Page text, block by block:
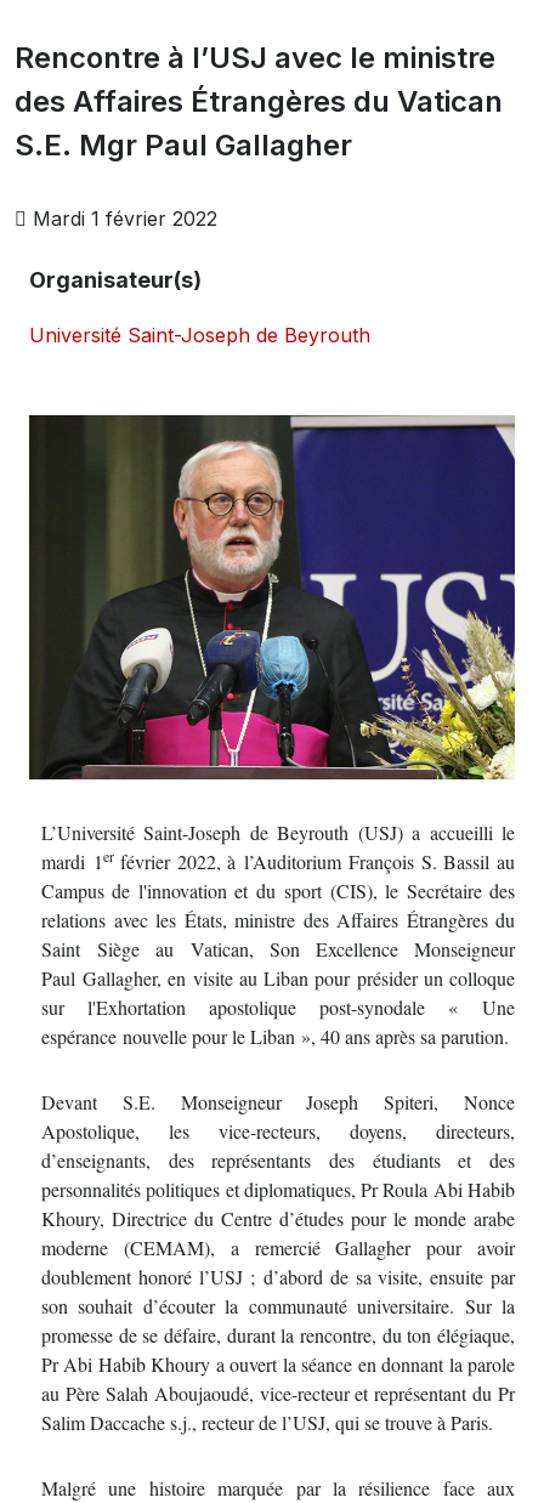
Rencontre à l’USJ avec le ministre
des Affaires Étrangères du Vatican
S.E. Mgr Paul Gallagher
Mardi 1 février 2022
Organisateur(s)
Université Saint-Joseph de Beyrouth
L’Université Saint-Joseph de Beyrouth (USJ) a accueilli le
mardi 1erfévrier 2022, à l’Auditorium François S. Bassil au
Campus de l'innovation et du sport (CIS), le Secrétaire des
relations avec les États, ministre des Affaires Étrangères du
Saint Siège au Vatican, Son Excellence Monseigneur
Paul Gallagher, en visite au Liban pour présider un colloque
sur l'Exhortation apostolique post-synodale « Une
espérance nouvelle pour le Liban », 40 ans après sa parution.
Devant S.E. Monseigneur Joseph Spiteri, Nonce
Apostolique, les vice-recteurs, doyens, directeurs,
d’enseignants, des représentants des étudiants et des
personnalités politiques et diplomatiques, Pr Roula Abi Habib
Khoury, Directrice du Centre d’études pour le monde arabe
moderne (CEMAM), a remercié Gallagher pour avoir
doublement honoré l’USJ ; d’abord de sa visite, ensuite par
son souhait d’écouter la communauté universitaire. Sur la
promesse de se défaire, durant la rencontre, du ton élégiaque,
Pr Abi Habib Khoury a ouvert la séance en donnant la parole
au Père Salah Aboujaoudé, vice-recteur et représentant du Pr
Salim Daccache s.j., recteur de l’USJ, qui se trouve à Paris.
Malgré une histoire marquée par la résilience face aux